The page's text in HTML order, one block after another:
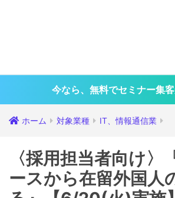
今なら、無料でセミナー集客
ホーム 対象業種 IT、情報通信業
〈採用担当者向け〉
ースから在留外国人